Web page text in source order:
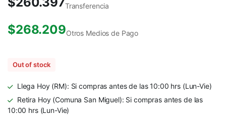
Transferencia
$268.209Otros Medios de Pago
Out of stock
Llega Hoy (RM): Si compras antes de las 10:00 hrs (Lun-Vie)
Retira Hoy (Comuna San Miguel): Si compras antes de las
10:00 hrs (Lun-Vie)